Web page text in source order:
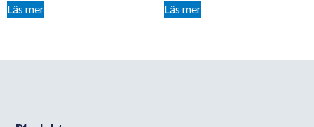
Läs mer Läs mer